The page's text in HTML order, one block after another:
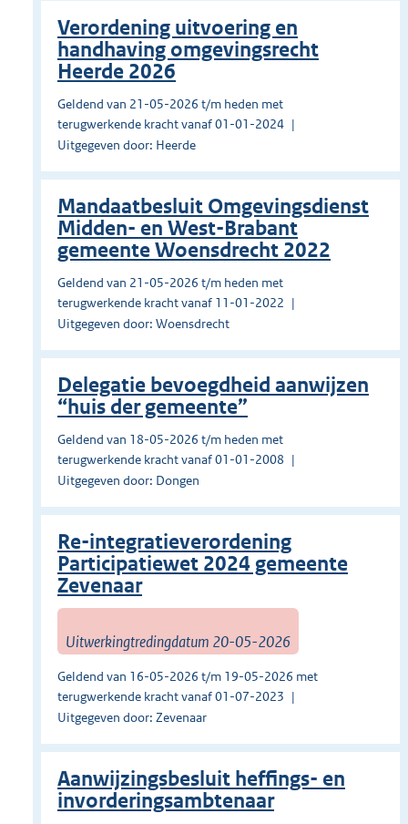
Verordening uitvoering en
handhaving omgevingsrecht
Heerde 2026
Geldend van 21-05-2026 t/m heden met
terugwerkende kracht vanaf 01-01-2024
Uitgegeven door: Heerde
Mandaatbesluit Omgevingsdienst
Midden- en West-Brabant
gemeente Woensdrecht 2022
Geldend van 21-05-2026 t/m heden met
terugwerkende kracht vanaf 11-01-2022
Uitgegeven door: Woensdrecht
Delegatie bevoegdheid aanwijzen
“huis der gemeente”
Geldend van 18-05-2026 t/m heden met
terugwerkende kracht vanaf 01-01-2008
Uitgegeven door: Dongen
Re-integratieverordening
Participatiewet 2024 gemeente
Zevenaar
Uitwerkingtredingdatum 20-05-2026
Geldend van 16-05-2026 t/m 19-05-2026 met
terugwerkende kracht vanaf 01-07-2023
Uitgegeven door: Zevenaar
Aanwijzingsbesluit heffings- en
invorderingsambtenaar